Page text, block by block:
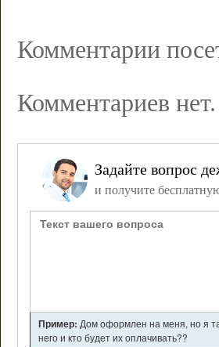
Комментарии
Комментариев нет.
Задайте вопрос
и получите
Пример: Дом оформлен на меня, но я
него и кто будет их оплачивать??